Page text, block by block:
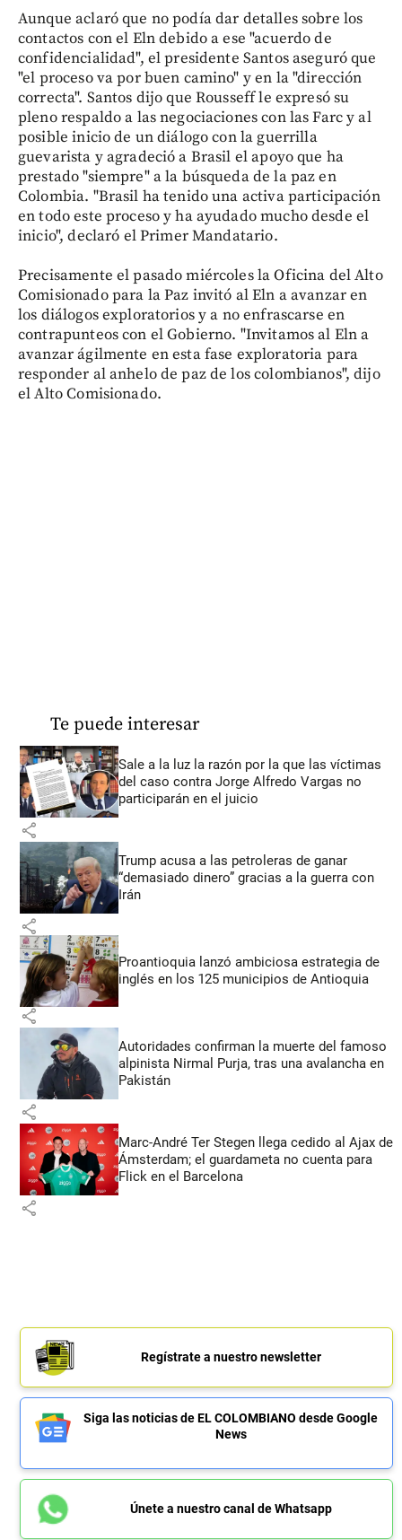
Aunque aclaró que no podía dar detalles sobre los
contactos con el Eln debido a ese "acuerdo de
confidencialidad", el presidente Santos aseguró que
"el proceso va por buen camino" y en la "dirección
correcta". Santos dijo que Rousseff le expresó su
pleno respaldo a las negociaciones con las Farc y al
posible inicio de un diálogo con la guerrilla
guevarista y agradeció a Brasil el apoyo que ha
prestado "siempre" a la búsqueda de la paz en
Colombia. "Brasil ha tenido una activa participación
en todo este proceso y ha ayudado mucho desde el
inicio", declaró el Primer Mandatario.
Precisamente el pasado miércoles la Oficina del Alto
Comisionado para la Paz invitó al Eln a avanzar en
los diálogos exploratorios y a no enfrascarse en
contrapunteos con el Gobierno. "Invitamos al Eln a
avanzar ágilmente en esta fase exploratoria para
responder al anhelo de paz de los colombianos", dijo
el Alto Comisionado.
Te puede interesar
Sale a la luz la razón por la que las víctimas
del caso contra Jorge Alfredo Vargas no
participarán en el juicio
share
Trump acusa a las petroleras de ganar
“demasiado dinero” gracias a la guerra con
Irán
share
Proantioquia lanzó ambiciosa estrategia de
inglés en los 125 municipios de Antioquia
share
Autoridades confirman la muerte del famoso
alpinista Nirmal Purja, tras una avalancha en
Pakistán
share
Marc-André Ter Stegen llega cedido al Ajax de
Ámsterdam; el guardameta no cuenta para
Flick en el Barcelona
share
Regístrate a nuestro newsletter
Siga las noticias de EL COLOMBIANO desde Google
News
Únete a nuestro canal de Whatsapp